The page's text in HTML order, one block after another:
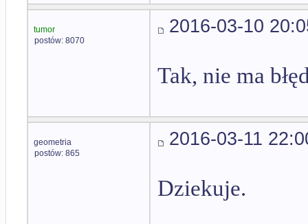
tumor
postów: 8070
2016-03-10
Tak, nie ma
geometria
postów: 865
2016-03-11
Dziekuje.